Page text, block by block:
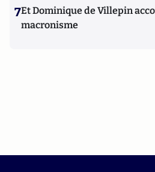
7Et Dominique de Villepin
macronisme